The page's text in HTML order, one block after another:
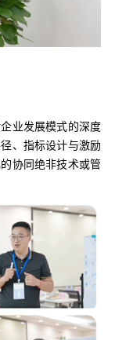
业发展模式的深度
、指标设计与激励
协同绝非技术或管